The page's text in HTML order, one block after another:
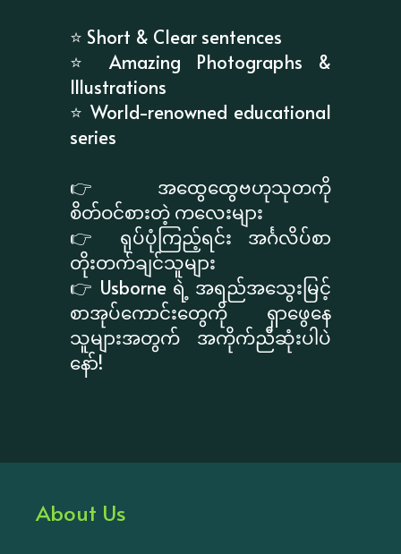
⭐ Short & Clear sentences
⭐ Amazing Photographs &
Illustrations
⭐ World-renowned educational
series
👉 အထွေထွေဗဟုသုတကို
စိတ်ဝင်စားတဲ့ ကလေးများ
👉 ရုပ်ပုံကြည့်ရင်း အင်္ဂလိပ်စာ
တိုးတက်ချင်သူများ
👉 Usborne ရဲ့ အရည်အသွေးမြင့်
စာအုပ်ကောင်းတွေကို ရှာဖွေနေ
သူများအတွက် အကိုက်ညီဆုံးပါပဲ
နော်!
About Us